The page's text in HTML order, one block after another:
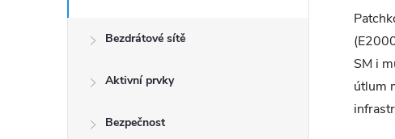
Bezdrátové sítě
Aktivní prvky
Bezpečnost
SM i
útlum